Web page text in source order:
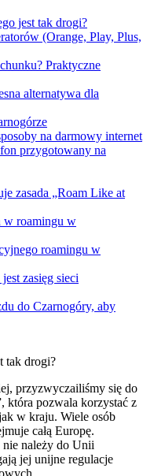
jest tak drogi?
(Orange, Play, Plus,
Praktyczne
alternatywa dla
na darmowy internet
przygotowany na
zasada „Roam Like at
w roamingu w
roamingu w
zasięg sieci
do Czarnogóry, aby
tak drogi?
przyzwyczailiśmy się do
która pozwala korzystać z
w kraju. Wiele osób
całą Europę.
nie należy do Unii
jej unijne regulacje